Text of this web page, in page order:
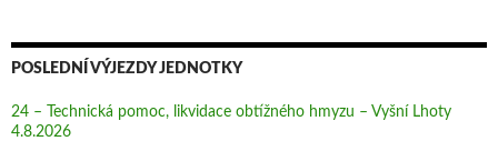
POSLEDNÍ VÝJEZDY JEDNOTKY
24 – Technická pomoc, likvidace obtížného hmyzu – Vyšní Lhoty
4.8.2026